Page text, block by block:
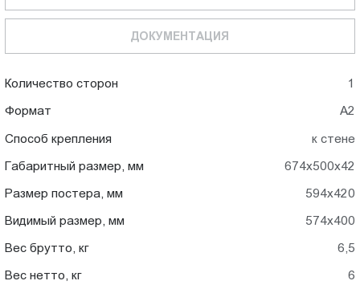
ДОКУМЕНТАЦИЯ
Количество сторон 1
Формат A2
Способ крепления к стене
Габаритный размер, мм 674x500x42
Размер постера, мм 594x420
Видимый размер, мм 574x400
Вес брутто, кг 6,5
Вес нетто, кг 6